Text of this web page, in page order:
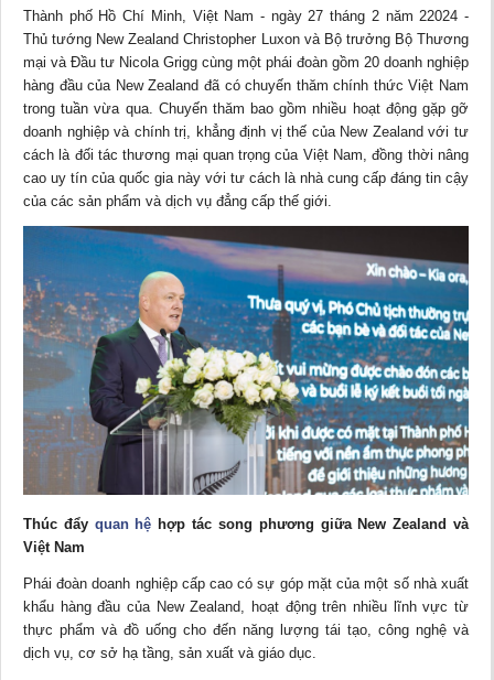
Thành phố Hồ Chí Minh, Việt Nam - ngày 27 tháng 2 năm 22024 -
Thủ tướng New Zealand Christopher Luxon và Bộ trưởng Bộ Thương
mại và Đầu tư Nicola Grigg cùng một phái đoàn gồm 20 doanh nghiệp
hàng đầu của New Zealand đã có chuyến thăm chính thức Việt Nam
trong tuần vừa qua. Chuyến thăm bao gồm nhiều hoạt động gặp gỡ
doanh nghiệp và chính trị, khẳng định vị thế của New Zealand với tư
cách là đối tác thương mại quan trọng của Việt Nam, đồng thời nâng
cao uy tín của quốc gia này với tư cách là nhà cung cấp đáng tin cậy
của các sản phẩm và dịch vụ đẳng cấp thế giới.
Thúc đẩy quan hệ hợp tác song phương giữa New Zealand và
Việt Nam
Phái đoàn doanh nghiệp cấp cao có sự góp mặt của một số nhà xuất
khẩu hàng đầu của New Zealand, hoạt động trên nhiều lĩnh vực từ
thực phẩm và đồ uống cho đến năng lượng tái tạo, công nghệ và
dịch vụ, cơ sở hạ tầng, sản xuất và giáo dục.